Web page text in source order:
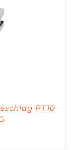
PT10